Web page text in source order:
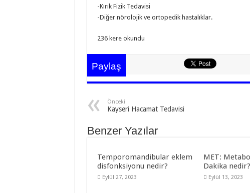
-Kırık Fizik Tedavisi
-Diğer nörolojik ve ortopedik hastalıklar.
236 kere okundu
Paylaş
Önceki
Kayseri Hacamat Tedavisi
Benzer Yazılar
Temporomandibular eklem
disfonksiyonu nedir?
Eylül 27, 2023
MET:
Dakika nedir?
Eylül 13, 2023